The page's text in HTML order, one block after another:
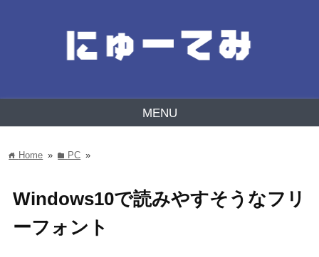
MENU
home Home » folder PC »
Windows10で読みやすそうなフリ
ーフォント